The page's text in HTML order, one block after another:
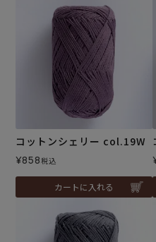
コットンシェリー col.19W
¥858税込
カートに入れる